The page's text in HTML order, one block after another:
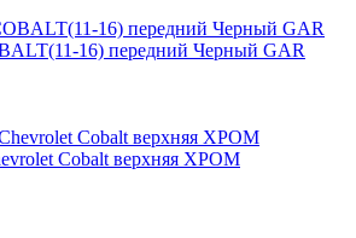
16) передний Черный GAR
Cobalt верхняя ХРОМ